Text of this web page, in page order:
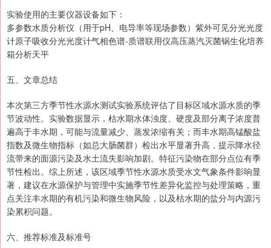
实验使用的主要仪器设备如下：
多参数水质分析仪（用于pH、电导率等现场参数）紫外可见分光光度
计原子吸收分光光度计气相色谱-质谱联用仪高压蒸汽灭菌锅生化培养
箱分析天平
五、文章总结
本次第三方季节性水源水测试实验系统评估了目标区域水源水质的季
节波动性。实验数据显示，枯水期水体浊度、硬度及部分离子浓度普
遍高于丰水期，可能与流量减少、蒸发浓缩有关；而丰水期高锰酸盐
指数及微生物指标（如总大肠菌群）检出水平显著升高，提示降水径
流带来的面源污染及水土流失影响加剧。特征污染物在部分点位有季
节性检出。综上所述，该区域季节性水源水质受水文气象条件影响显
著，建议在水源保护与管理中实施季节性差异化监控与处理策略，重
点关注丰水期的有机污染和微生物风险，以及枯水期的盐分与内源污
染累积问题。
六、推荐标准及标准号